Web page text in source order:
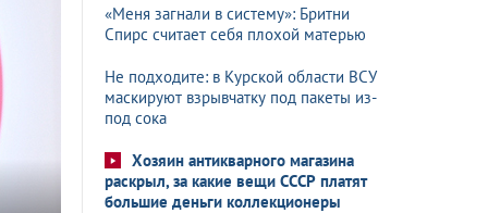
«Меня загнали в систему»: Бритни
Спирс считает себя плохой матерью
Не подходите: в Курской области ВСУ
маскируют взрывчатку под пакеты из-
под сока
Хозяин антикварного магазина
раскрыл, за какие вещи СССР платят
большие деньги коллекционеры